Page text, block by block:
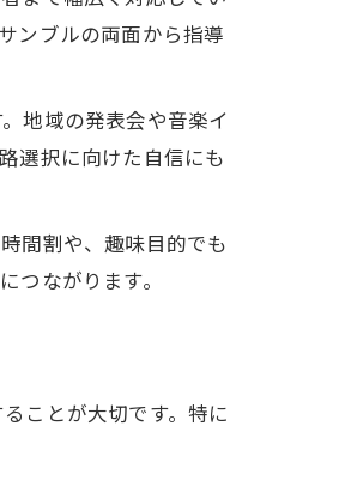
ンブルの両面から指導
地域の発表会や音楽イ
選択に向けた自信にも
間割や、趣味目的でも
ながります。
ことが大切です。特に